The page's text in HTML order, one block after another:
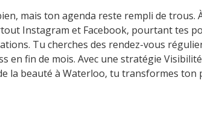
mais ton agenda reste rempli de trous.
Instagram et Facebook, pourtant tes
Tu cherches des rendez-vous
en fin de mois. Avec une stratégie
la beauté à Waterloo, tu transformes ton